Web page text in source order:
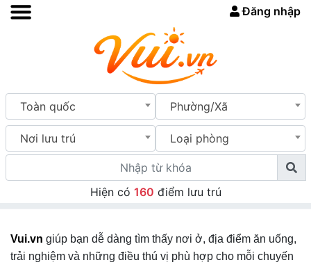
Đăng nhập
Toàn quốc Phường/Xã
Nơi lưu trú Loại phòng
Hiện có 160 điểm lưu trú
Vui.vn giúp bạn dễ dàng tìm thấy nơi ở, địa điểm ăn uống,
trải nghiệm và những điều thú vị phù hợp cho mỗi chuyến